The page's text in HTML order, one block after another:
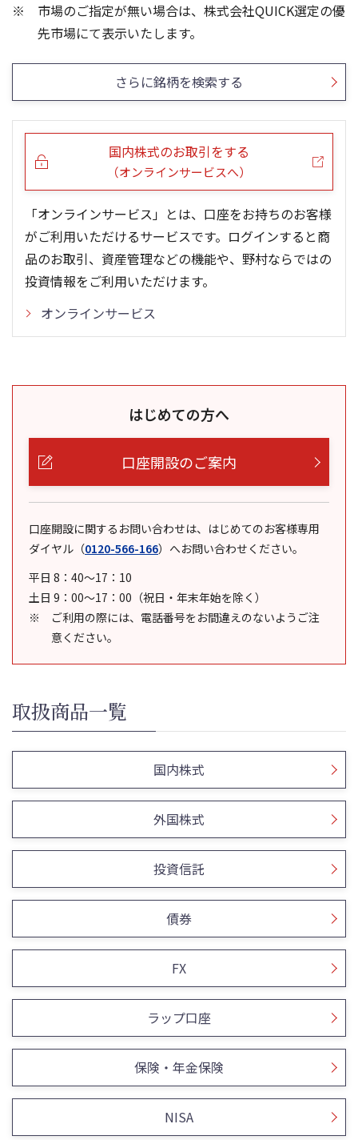
26/02
25/12
25/10
25/08
25/06
25/04
20
24/01
23/01
22/01
21/01
市場のご指定が無い場合は、株式会社QUICK選定の優
先市場にて表示いたします。
さらに銘柄を検索する
国内株式のお取引をする
（オンラインサービスへ）
「オンラインサービス」とは、口座をお持ちのお客様
がご利用いただけるサービスです。ログインすると商
品のお取引、資産管理などの機能や、野村ならではの
投資情報をご利用いただけます。
オンラインサービス
はじめての方へ
口座開設のご案内
口座開設に関するお問い合わせは、はじめてのお客様専用
ダイヤル （0120-566-166） へお問い合わせください。
平日 8：40～17：10
土日 9：00～17：00（祝日・年末年始を除く）
ご利用の際には、電話番号をお間違えのないようご注
意ください。
取扱商品一覧
国内株式
外国株式
投資信託
債券
FX
ラップ口座
保険・年金保険
NISA